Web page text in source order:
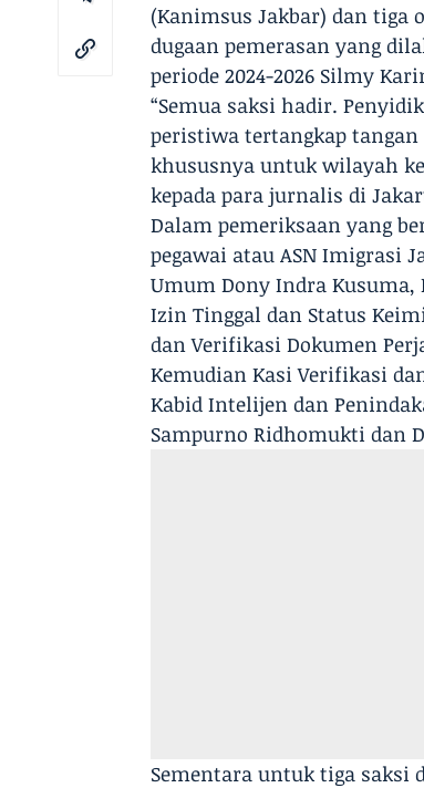
(Kanimsus Jakbar) dan tiga
dugaan pemerasan yang
periode 2024-2026 Silmy
“Semua saksi hadir.
peristiwa tertangkap
khususnya untuk wilayah
kepada para jurnalis di
Dalam pemeriksaan yang
pegawai atau ASN Imigrasi
Umum Dony Indra Kusuma,
Izin Tinggal dan Status
dan Verifikasi Dokumen
Kemudian Kasi Verifikasi
Kabid Intelijen dan
Sampurno Ridhomukti dan
Sementara untuk tiga saksi